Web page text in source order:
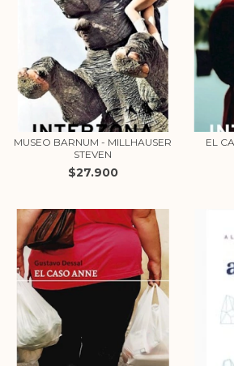
MUSEO BARNUM - MILLHAUSER
STEVEN
$27.900
EL